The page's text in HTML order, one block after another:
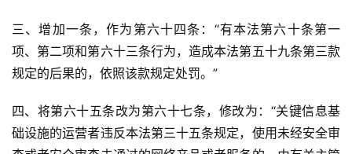
三、增加一条，作为第六十四条：“有本法第六十条第一
项、第二项和第六十三条行为，造成本法第五十九条第三款
规定的后果的，依照该款规定处罚。”
四、将第六十五条改为第六十七条，修改为：“关键信息基
础设施的运营者违反本法第三十五条规定，使用未经安全审